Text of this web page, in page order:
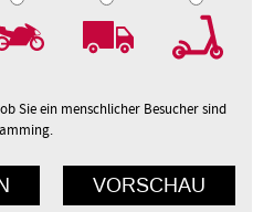
Sie ein menschlicher Besucher sind